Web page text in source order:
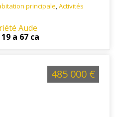
principale,Activités
de 500 habitants, situé à 45
90 km de Perpignan et
le Plateau entre Quillan et
Aude
a 67 ca
485 000 €